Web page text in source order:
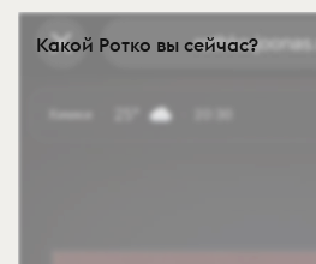
Какой Ротко вы сейчас?